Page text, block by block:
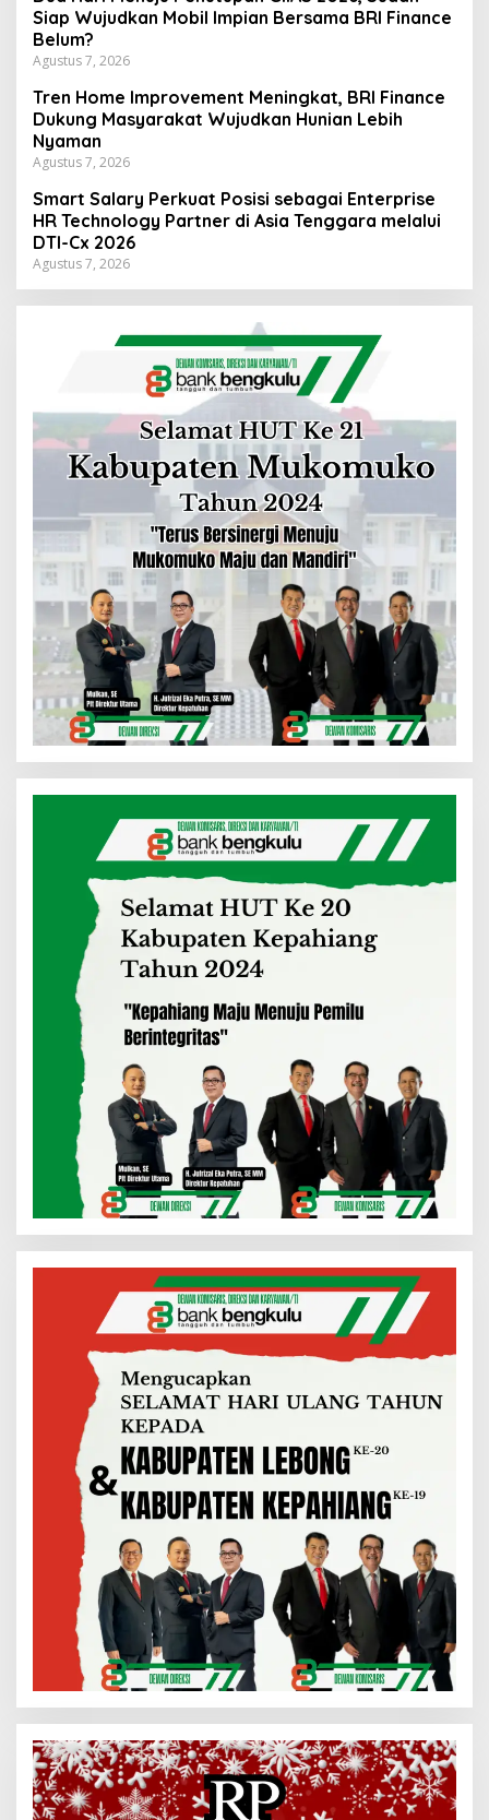
Siap Wujudkan Mobil Impian Bersama BRI Finance
Belum?
Agustus 7, 2026
Tren Home Improvement Meningkat, BRI Finance
Dukung Masyarakat Wujudkan Hunian Lebih
Nyaman
Agustus 7, 2026
Smart Salary Perkuat Posisi sebagai Enterprise
HR Technology Partner di Asia Tenggara melalui
DTI-Cx 2026
Agustus 7, 2026